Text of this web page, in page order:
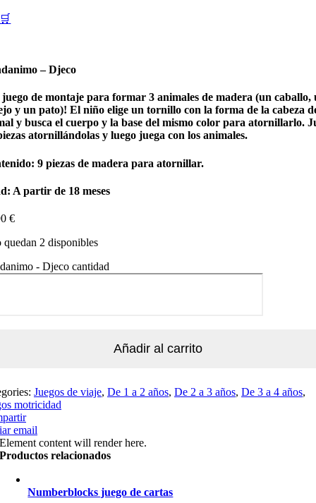
🛒
– Djeco
juego de montaje para formar 3 animales de madera (un caballo,
y un pato)! El niño elige un tornillo con la forma de la cabeza
y busca el cuerpo y la base del mismo color para atornillarlo.
atornillándolas y luego juega con los animales.
9 piezas de madera para atornillar.
A partir de 18 meses
€
quedan 2 disponibles
- Djeco cantidad
Añadir al carrito
Juegos de viaje, De 1 a 2 años, De 2 a 3 años, De 3 a 4 años,
motricidad
email
Element content will render here.
Productos relacionados
Numberblocks juego de cartas